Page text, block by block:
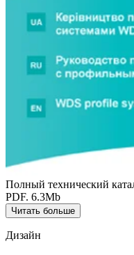
Полный технический
PDF. 6.3Mb
Читать больше
Дизайн